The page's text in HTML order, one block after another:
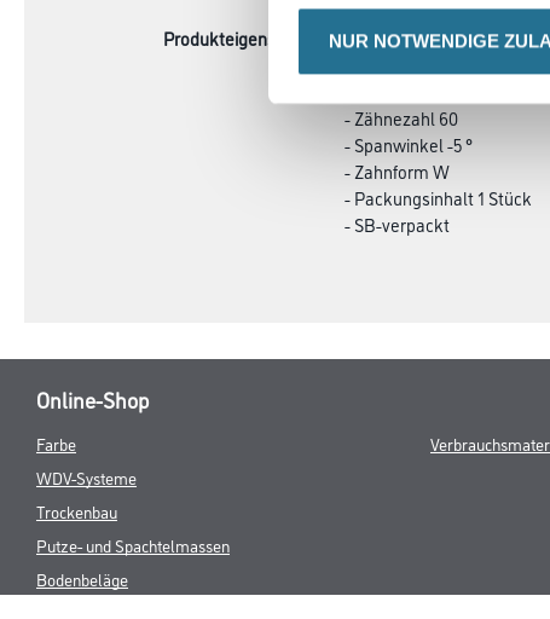
NUR NOTWENDIGE
Produkteigenschaft
- Durchmesser 216 mm
- Zähnezahl 60
- Spanwinkel -5 °
- Zahnform W
- Packungsinhalt 1 Stück
- SB-verpackt
Online-Shop
Farbe
WDV-Systeme
Trockenbau
Putze- und Spachtelmassen
Bodenbeläge